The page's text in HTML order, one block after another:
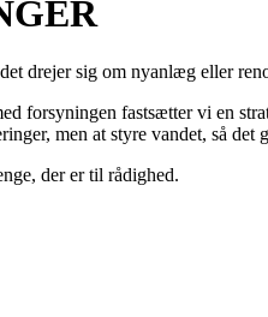
drejer sig om nyanlæg eller
forsyningen fastsætter vi en
men at styre vandet, så det
der er til rådighed.